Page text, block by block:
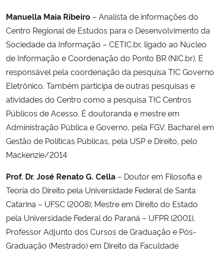
Secretaria-Geral
Secretaria de Governo
Gabinete de Segurança Institucional
Advocacia-Geral da União
Banco Central do Brasil
Planalto
Manuella Maia Ribeiro – Analista de informações do
Centro Regional de Estudos para o Desenvolvimento da
Sociedade da Informação – CETIC.br, ligado ao Núcleo
de Informação e Coordenação do Ponto BR (NIC.br). É
responsável pela coordenação da pesquisa TIC Governo
Eletrônico. Também participa de outras pesquisas e
atividades do Centro como a pesquisa TIC Centros
Públicos de Acesso. É doutoranda e mestre em
Administração Pública e Governo, pela FGV. Bacharel em
Gestão de Políticas Públicas, pela USP e Direito, pelo
Mackenzie/2014
Prof. Dr. José Renato G. Cella – Doutor em Filosofia e
Teoria do Direito pela Universidade Federal de Santa
Catarina – UFSC (2008); Mestre em Direito do Estado
pela Universidade Federal do Paraná – UFPR (2001),
Professor Adjunto dos Cursos de Graduação e Pós-
Graduação (Mestrado) em Direito da Faculdade